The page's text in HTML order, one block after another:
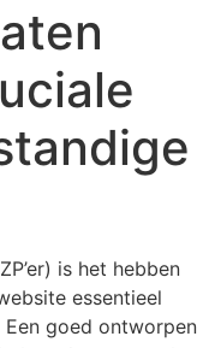
is het hebben
essentieel
goed ontworpen